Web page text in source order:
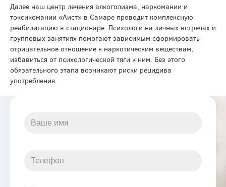
Далее наш центр лечения алкоголизма, наркомании и
токсикомании «Аист» в Самаре проводит комплексную
реабилитацию в стационаре. Психологи на личных встречах и
групповых занятиях помогают зависимым сформировать
отрицательное отношение к наркотическим веществам,
избавиться от психологической тяги к ним. Без этого
обязательного этапа возникают риски рецидива
употребления.